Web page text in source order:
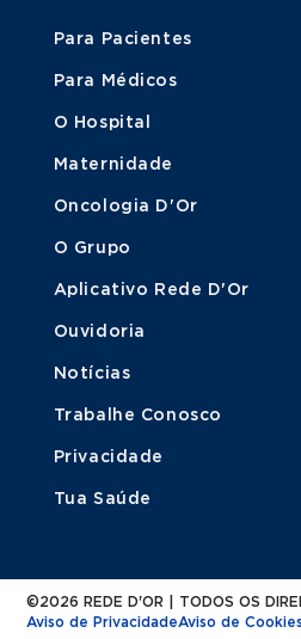
Para Pacientes
Para Médicos
O Hospital
Maternidade
Oncologia D'Or
O Grupo
Aplicativo Rede D'Or
Ouvidoria
Notícias
Trabalhe Conosco
Privacidade
Tua Saúde
©2026 REDE D'OR | TODOS OS
Aviso de PrivacidadeAviso de Cookies